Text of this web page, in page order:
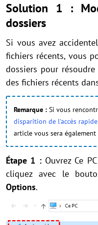
Solution 1 :
dossiers
Si vous avez
fichiers récents, vous
dossiers pour
des fichiers récents
Remarque : Si vous
disparition de l'accès
article vous sera
Étape 1 :Ouvrez Ce
cliquez avec le
Options.